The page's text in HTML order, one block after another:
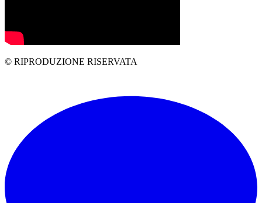
© RIPRODUZIONE RISERVATA